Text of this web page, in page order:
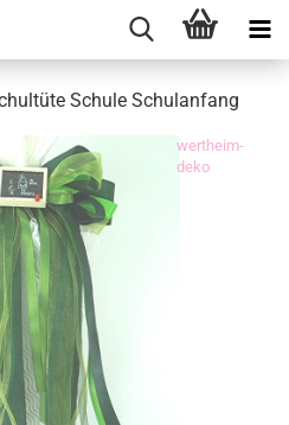
Schule Schulanfang
wertheim-
deko